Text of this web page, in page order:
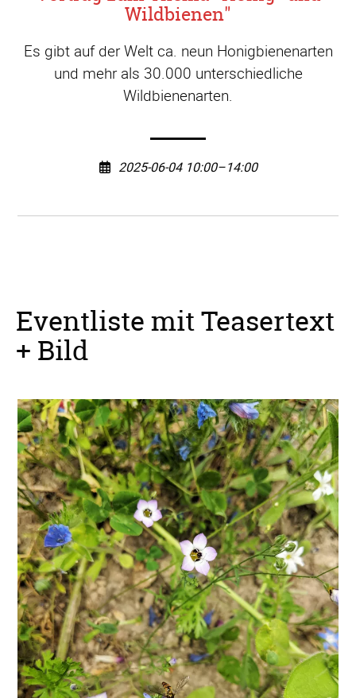
Wildbienen"
Es gibt auf der Welt ca. neun Honigbienenarten
und mehr als 30.000 unterschiedliche
Wildbienenarten.
2025-06-04 10:00–14:00
Eventliste mit Teasertext
+ Bild